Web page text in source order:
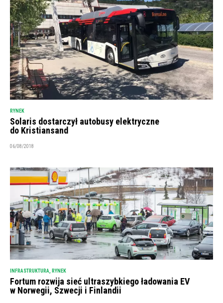
RYNEK
Solaris dostarczył autobusy elektryczne
do Kristiansand
06/08/2018
INFRASTRUKTURA RYNEK
Fortum rozwija sieć ultraszybkiego ładowania EV
w Norwegii, Szwecji i Finlandii